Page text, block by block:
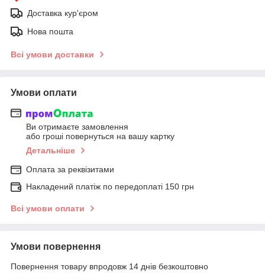
Доставка кур'єром
Нова пошта
Всі умови доставки
Умови оплати
Ви отримаєте замовлення
або гроші повернуться на вашу картку
Детальніше
Оплата за реквізитами
Накладений платіж по передоплаті 150 грн
Всі умови оплати
Умови повернення
Повернення товару впродовж 14 днів безкоштовно